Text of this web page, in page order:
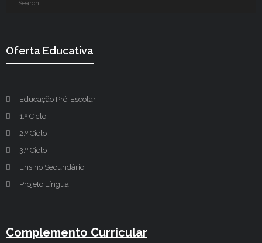
Oferta Educativa
Educação Pré-Escolar
1.º Ciclo
2.º Ciclo
3.º Ciclo
Ensino Secundário
Projeto Língua
Complemento Curricular